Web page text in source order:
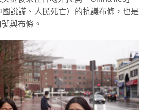
國說謊、人民死亡）的抗議布條，也是
與布條。